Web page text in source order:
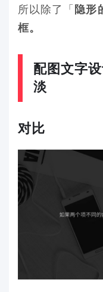
所以除了「隐形
框。
配图文字
淡
对比